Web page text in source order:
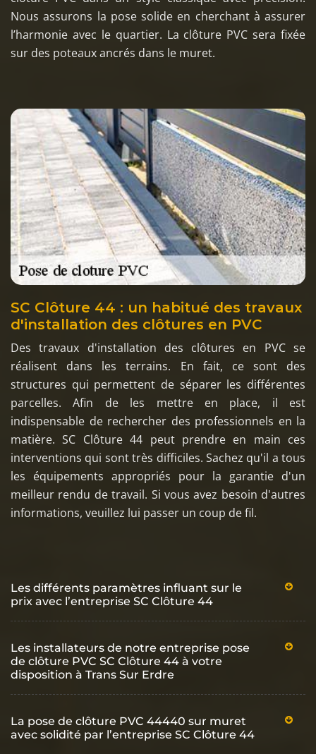
Nous assurons la pose solide en cherchant à assurer
l’harmonie avec le quartier. La clôture PVC sera fixée
sur des poteaux ancrés dans le muret.
SC Clôture 44 : un habitué des travaux
d'installation des clôtures en PVC
Des travaux d'installation des clôtures en PVC se
réalisent dans les terrains. En fait, ce sont des
structures qui permettent de séparer les différentes
parcelles. Afin de les mettre en place, il est
indispensable de rechercher des professionnels en la
matière. SC Clôture 44 peut prendre en main ces
interventions qui sont très difficiles. Sachez qu'il a tous
les équipements appropriés pour la garantie d'un
meilleur rendu de travail. Si vous avez besoin d'autres
informations, veuillez lui passer un coup de fil.
Les différents paramètres influant sur le
prix avec l’entreprise SC Clôture 44
Les installateurs de notre entreprise pose
de clôture PVC SC Clôture 44 à votre
disposition à Trans Sur Erdre
La pose de clôture PVC 44440 sur muret
avec solidité par l’entreprise SC Clôture 44